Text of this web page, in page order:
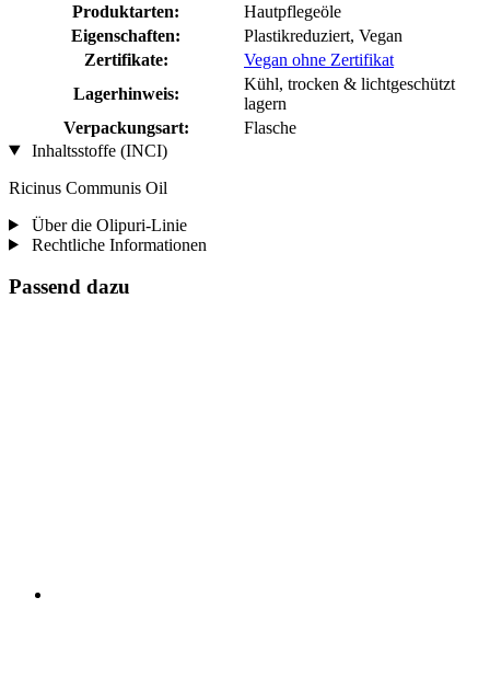
Produktarten:
Hautpflegeöle
Eigenschaften:
Plastikreduziert, Vegan
Zertifikate:
Vegan ohne Zertifikat
Lagerhinweis:
Kühl, trocken & lichtgeschützt
lagern
Verpackungsart:
Flasche
Inhaltsstoffe (INCI)
Ricinus Communis Oil
Über die Olipuri-Linie
Rechtliche Informationen
Passend dazu